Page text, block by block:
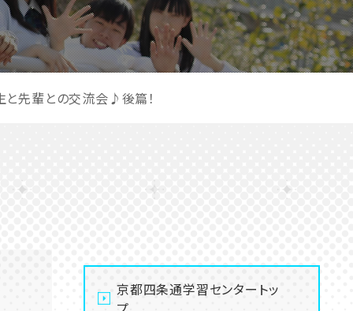
と先輩との交流会♪後篇！
京都四条通学習センタートッ